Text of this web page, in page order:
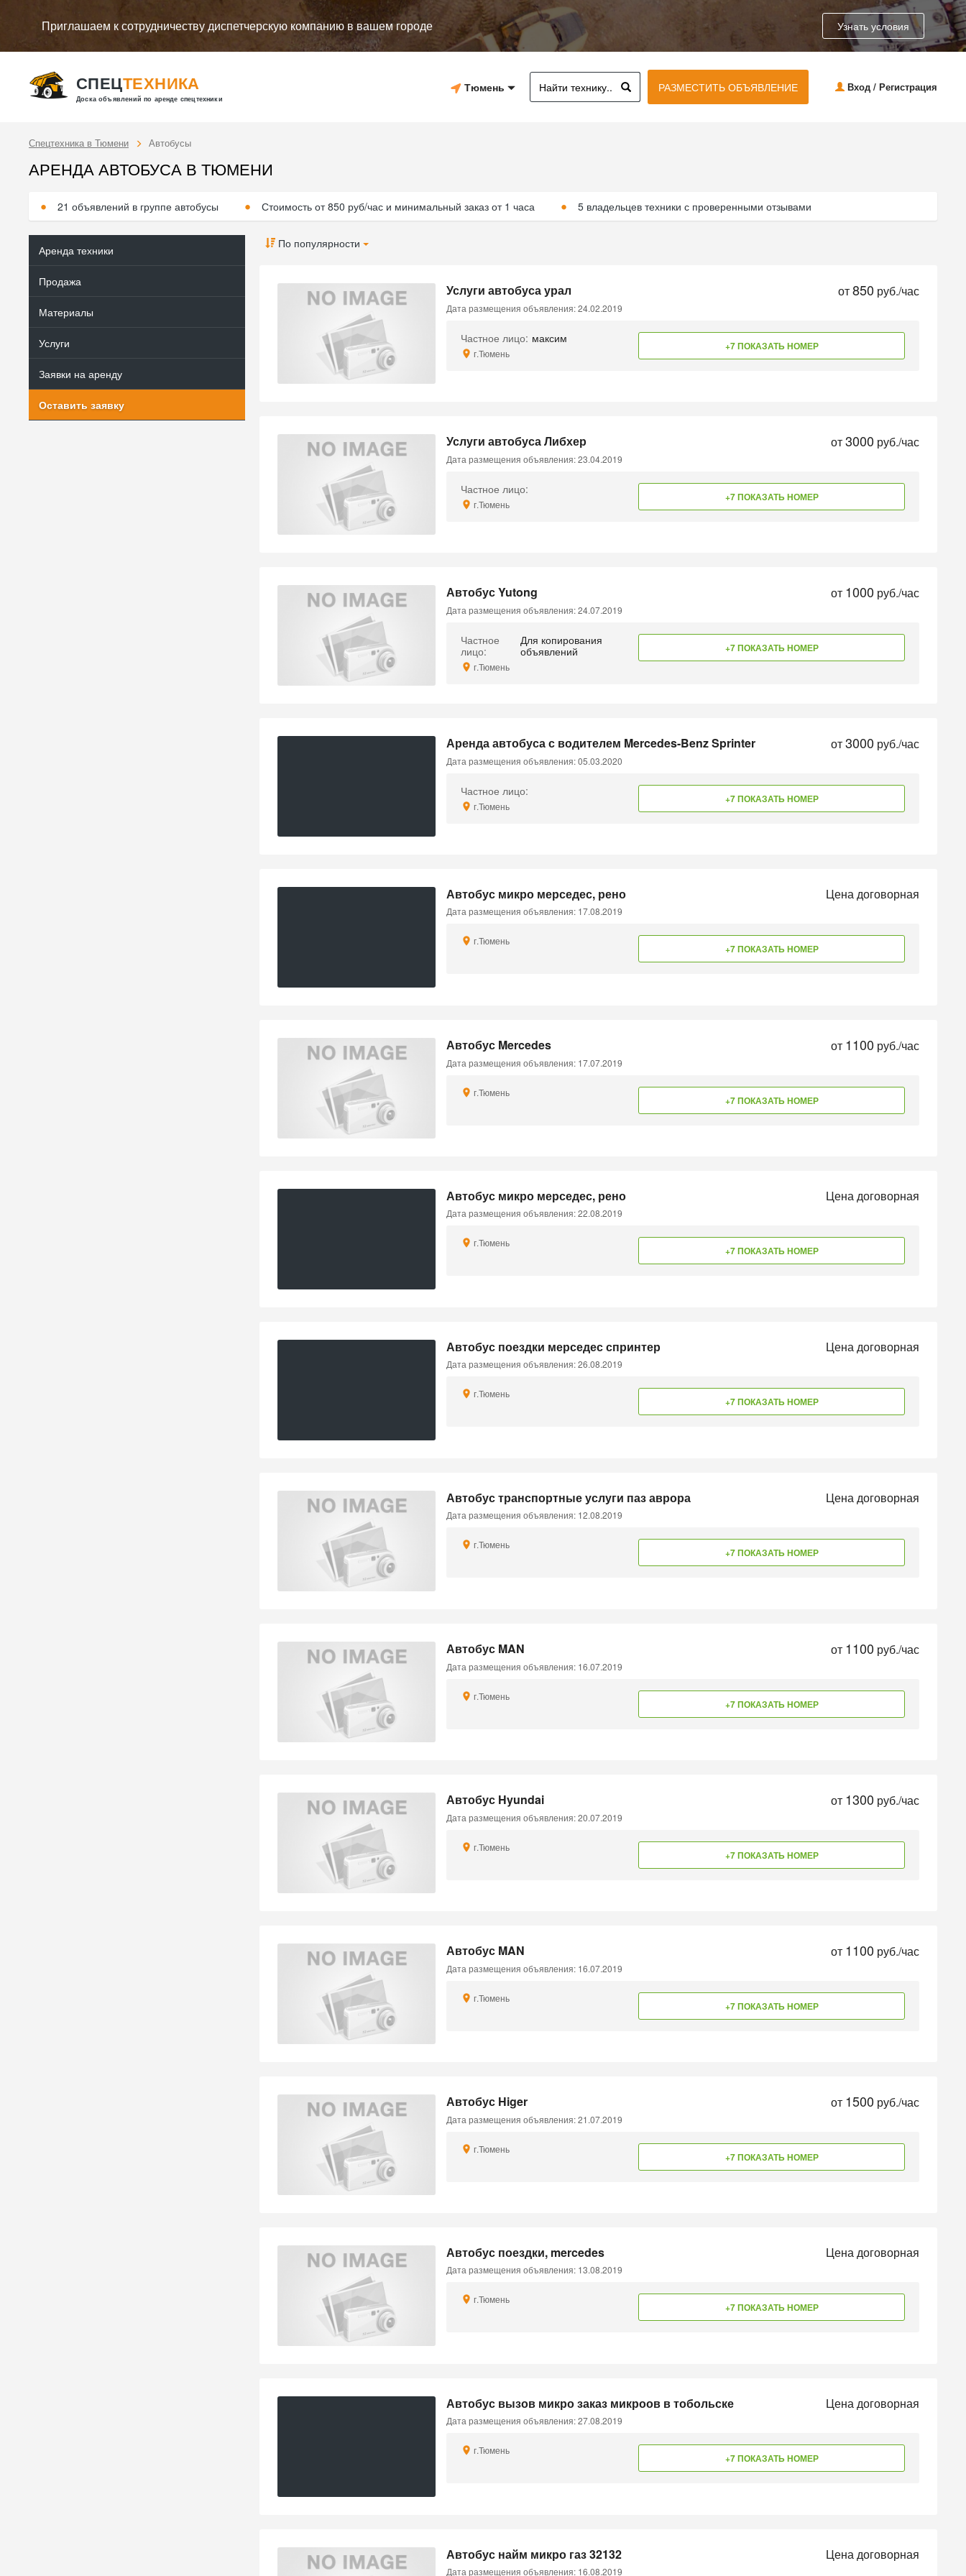
Приглашаем к сотрудничеству диспетчерскую компанию в вашем городе Узнать условия
СПЕЦТЕХНИКА
Доска объявлений по аренде спецтехники
Тюмень РАЗМЕСТИТЬ ОБЪЯВЛЕНИЕ Вход / Регистрация
Спецтехника в Тюмени Автобусы
АРЕНДА АВТОБУСА В ТЮМЕНИ
21 объявлений в группе автобусы Стоимость от 850 руб/час и минимальный заказ от 1 часа 5 владельцев техники с проверенными отзывами
Аренда техники
Продажа
Материалы
Услуги
Заявки на аренду
Оставить заявку
По популярности
Услуги автобуса урал от850 руб./час
Дата размещения объявления: 24.02.2019
Частное лицо: максим
г.Тюмень
+7 ПОКАЗАТЬ НОМЕР
Услуги автобуса Либхер от3000 руб./час
Дата размещения объявления: 23.04.2019
Частное лицо:
г.Тюмень
+7 ПОКАЗАТЬ НОМЕР
Автобус Yutong от 1000 руб./час
Дата размещения объявления: 24.07.2019
Частное
лицо:
Для копирования
объявлений
г.Тюмень
+7 ПОКАЗАТЬ НОМЕР
Аренда автобуса с водителем Mercedes-Benz Sprinter от3000 руб./час
Дата размещения объявления: 05.03.2020
Частное лицо:
г.Тюмень
+7 ПОКАЗАТЬ НОМЕР
Автобус микро мерседес, рено Цена договорная
Дата размещения объявления: 17.08.2019
г.Тюмень
+7 ПОКАЗАТЬ НОМЕР
Автобус Mercedes от 1100 руб./час
Дата размещения объявления: 17.07.2019
г.Тюмень
+7 ПОКАЗАТЬ НОМЕР
Автобус микро мерседес, рено Цена договорная
Дата размещения объявления: 22.08.2019
г.Тюмень
+7 ПОКАЗАТЬ НОМЕР
Автобус поездки мерседес спринтер Цена договорная
Дата размещения объявления: 26.08.2019
г.Тюмень
+7 ПОКАЗАТЬ НОМЕР
Автобус транспортные услуги паз аврора Цена договорная
Дата размещения объявления: 12.08.2019
г.Тюмень
+7 ПОКАЗАТЬ НОМЕР
Автобус MAN от 1100 руб./час
Дата размещения объявления: 16.07.2019
г.Тюмень
+7 ПОКАЗАТЬ НОМЕР
Автобус Hyundai от 1300 руб./час
Дата размещения объявления: 20.07.2019
г.Тюмень
+7 ПОКАЗАТЬ НОМЕР
Автобус MAN от 1100 руб./час
Дата размещения объявления: 16.07.2019
г.Тюмень
+7 ПОКАЗАТЬ НОМЕР
Автобус Higer от 1500 руб./час
Дата размещения объявления: 21.07.2019
г.Тюмень
+7 ПОКАЗАТЬ НОМЕР
Автобус поездки, mercedes Цена договорная
Дата размещения объявления: 13.08.2019
г.Тюмень
+7 ПОКАЗАТЬ НОМЕР
Автобус вызов микро заказ микроов в тобольске Цена договорная
Дата размещения объявления: 27.08.2019
г.Тюмень
+7 ПОКАЗАТЬ НОМЕР
Автобус найм микро газ 32132 Цена договорная
Дата размещения объявления: 16.08.2019